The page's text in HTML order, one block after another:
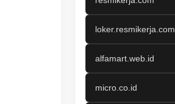
loker.resmikerja.com
alfamart.web.id
micro.co.id